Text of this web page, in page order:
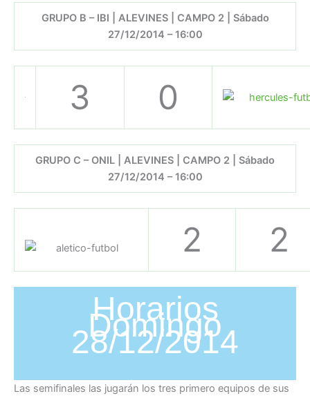
GRUPO B – IBI | ALEVINES | CAMPO 2 | Sábado
27/12/2014 – 16:00
3 0
GRUPO C – ONIL | ALEVINES | CAMPO 2 | Sábado
27/12/2014 – 16:00
2 2
Horarios
Domingo
28/12/2014
Las semifinales las jugarán los tres primero equipos de sus